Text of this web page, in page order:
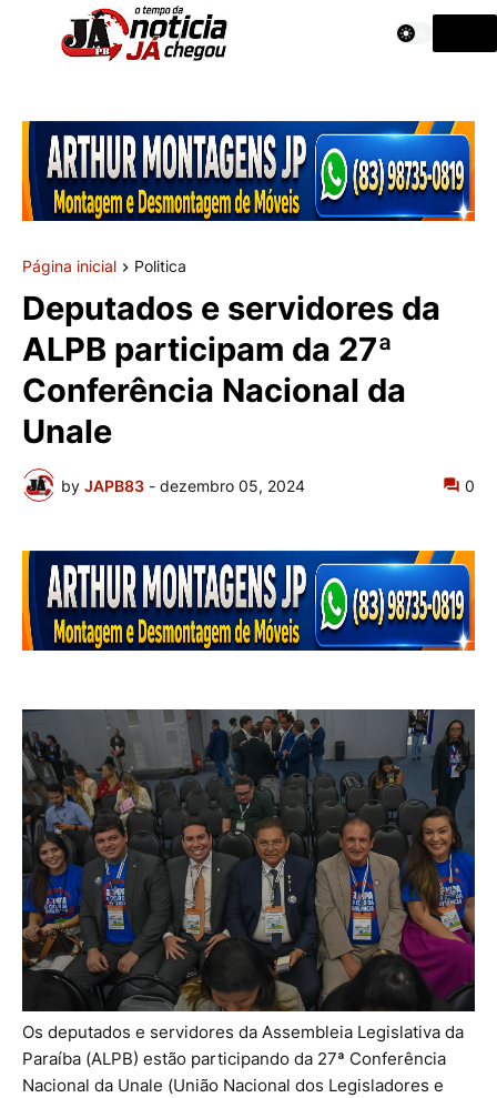
Página inicial Politica
Deputados e servidores da
ALPB participam da 27ª
Conferência Nacional da
Unale
by JAPB83 - dezembro 05, 2024 0
Os deputados e servidores da Assembleia Legislativa da
Paraíba (ALPB) estão participando da 27ª Conferência
Nacional da Unale (União Nacional dos Legisladores e